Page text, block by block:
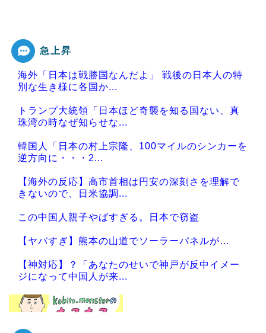
急上昇
海外「日本は戦勝国なんだよ」 戦後の日本人の特
別な生き様に各国か...
トランプ大統領「日本ほど奇襲を知る国ない、真
珠湾の時なぜ知らせな...
韓国人「日本の村上宗隆、100マイルのシンカーを
逆方向に・・・2...
【海外の反応】高市首相は円安の深刻さを理解で
きないので、日米協調...
この中国人親子やばすぎる。日本で窃盗
【ヤバすぎ】熊本の山道でソーラーパネルが…
【神対応】？「あなたのせいで神戸が反中イメー
ジになって中国人が来...